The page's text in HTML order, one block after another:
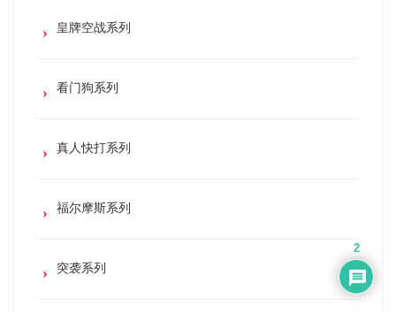
皇牌空战系列
看门狗系列
真人快打系列
福尔摩斯系列
突袭系列
2